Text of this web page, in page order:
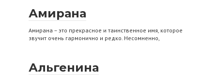
Амирана
Амирана – это прекрасное и таинственное имя, которое
звучит очень гармонично и редко. Несомненно,
Альгенина